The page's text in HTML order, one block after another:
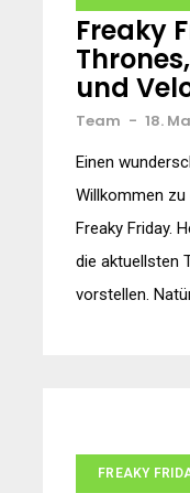
Freaky
und
Team - 18.
Einen
Willkommen
Freaky Friday.
die aktuellsten
vorstellen.
FREAKY